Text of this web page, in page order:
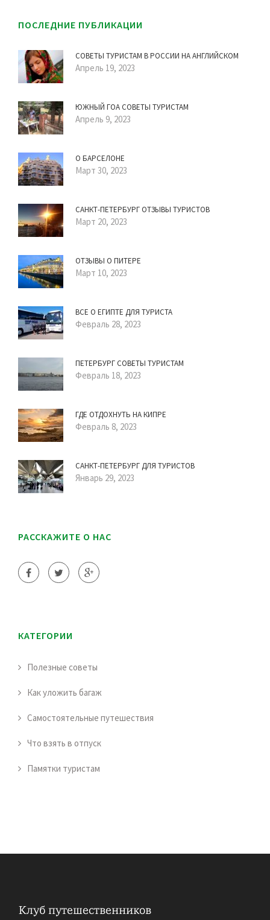
ПОСЛЕДНИЕ ПУБЛИКАЦИИ
СОВЕТЫ ТУРИСТАМ В РОССИИ НА АНГЛИЙСКОМ
Апрель 19, 2023
ЮЖНЫЙ ГОА СОВЕТЫ ТУРИСТАМ
Апрель 9, 2023
О БАРСЕЛОНЕ
Март 30, 2023
САНКТ-ПЕТЕРБУРГ ОТЗЫВЫ ТУРИСТОВ
Март 20, 2023
ОТЗЫВЫ О ПИТЕРЕ
Март 10, 2023
ВСЕ О ЕГИПТЕ ДЛЯ ТУРИСТА
Февраль 28, 2023
ПЕТЕРБУРГ СОВЕТЫ ТУРИСТАМ
Февраль 18, 2023
ГДЕ ОТДОХНУТЬ НА КИПРЕ
Февраль 8, 2023
САНКТ-ПЕТЕРБУРГ ДЛЯ ТУРИСТОВ
Январь 29, 2023
РАССКАЖИТЕ О НАС
КАТЕГОРИИ
Полезные советы
Как уложить багаж
Самостоятельные путешествия
Что взять в отпуск
Памятки туристам